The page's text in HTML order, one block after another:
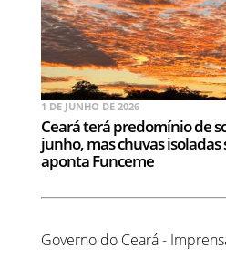
1 DE JUNHO DE 2026
Ceará terá predomínio de
junho, mas chuvas
aponta Funceme
Governo do Ceará -